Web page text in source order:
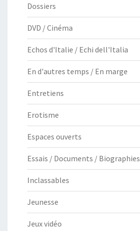
Dossiers
DVD / Cinéma
Echos d'Italie / Echi dell'Italia
En d'autres temps / En marge
Entretiens
Erotisme
Espaces ouverts
Essais / Documents / Biographies
Inclassables
Jeunesse
Jeux vidéo